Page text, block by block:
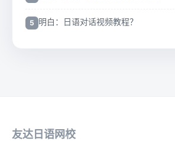
明白：日语对话视频教程？
友达日语网校